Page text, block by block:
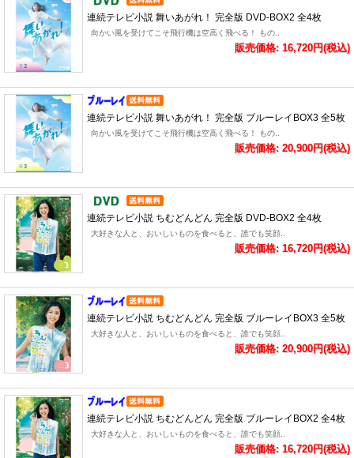
連続テレビ小説 舞いあがれ！ 完全版 DVD-BOX2 全4枚
向かい風を受けてこそ飛行機は空高く飛べる！ もの..
販売価格: 16,720円(税込)
連続テレビ小説 舞いあがれ！ 完全版 ブルーレイBOX3 全5枚
向かい風を受けてこそ飛行機は空高く飛べる！ もの..
販売価格: 20,900円(税込)
連続テレビ小説 ちむどんどん 完全版 DVD-BOX2 全4枚
大好きな人と、おいしいものを食べると、誰でも笑顔..
販売価格: 16,720円(税込)
連続テレビ小説 ちむどんどん 完全版 ブルーレイBOX3 全5枚
大好きな人と、おいしいものを食べると、誰でも笑顔..
販売価格: 20,900円(税込)
連続テレビ小説 ちむどんどん 完全版 ブルーレイBOX2 全4枚
大好きな人と、おいしいものを食べると、誰でも笑顔..
販売価格: 16,720円(税込)